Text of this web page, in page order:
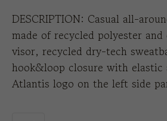
DESCRIPTION: Casual all-
made of recycled polyester and
visor, recycled dry-tech
hook&loop closure with elastic
Atlantis logo on the left side